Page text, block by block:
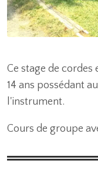
Ce stage de cordes
14 ans possédant
l'instrument.
Cours de groupe